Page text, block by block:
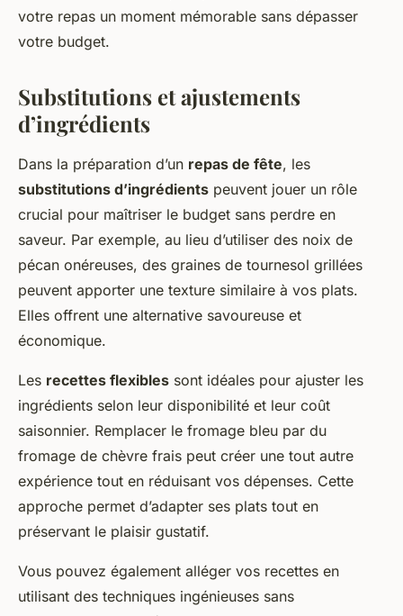
votre repas un moment mémorable sans dépasser
votre budget.
Substitutions et ajustements
d’ingrédients
Dans la préparation d’un repas de fête, les
substitutions d’ingrédients peuvent jouer un rôle
crucial pour maîtriser le budget sans perdre en
saveur. Par exemple, au lieu d’utiliser des noix de
pécan onéreuses, des graines de tournesol grillées
peuvent apporter une texture similaire à vos plats.
Elles offrent une alternative savoureuse et
économique.
Les recettes flexibles sont idéales pour ajuster les
ingrédients selon leur disponibilité et leur coût
saisonnier. Remplacer le fromage bleu par du
fromage de chèvre frais peut créer une tout autre
expérience tout en réduisant vos dépenses. Cette
approche permet d’adapter ses plats tout en
préservant le plaisir gustatif.
Vous pouvez également alléger vos recettes en
utilisant des techniques ingénieuses sans